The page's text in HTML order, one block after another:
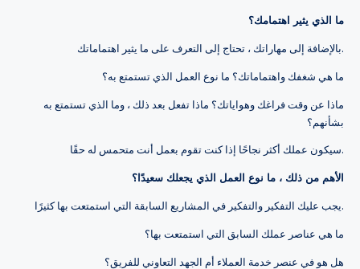
ما الذي يثير اهتمامك؟
بالإضافة إلى مهاراتك ، تحتاج إلى التعرف على ما يثير اهتماماتك.
ما هي شغفك واهتماماتك؟ ما نوع العمل الذي تستمتع به؟
ماذا عن وقت فراغك وهواياتك؟ ماذا تفعل بعد ذلك ، وما الذي تستمتع به
بشأنهم؟
سيكون عملك أكثر نجاحًا إذا كنت تقوم بعمل أنت متحمس له حقًا.
الأهم من ذلك ، ما نوع العمل الذي يجعلك سعيدًا؟
يجب عليك التفكير والتفكير في المشاريع السابقة التي استمتعت بها كثيرًا.
ما هي عناصر عملك السابق التي استمتعت بها؟
هل هو في عنصر خدمة العملاء أم الجهد التعاوني للفريق؟